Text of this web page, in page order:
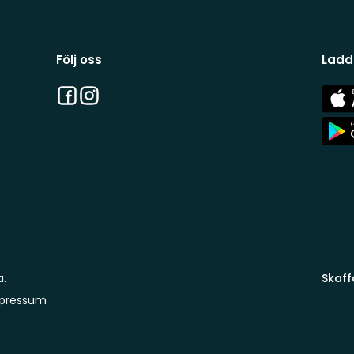
Följ oss
Facebook
Instagram
App
Store
App
Store